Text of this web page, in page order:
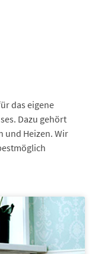
das eigene
Dazu gehört
und Heizen. Wir